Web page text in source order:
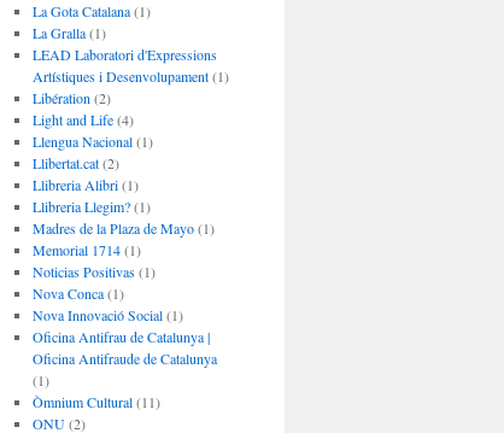
La Gota Catalana(1)
La Gralla(1)
LEAD Laboratori d'Expressions
Artístiques i Desenvolupament(1)
Libération (2)
Light and Life(4)
Llengua Nacional(1)
Llibertat.cat(2)
Llibreria Alibri(1)
Llibreria Llegim?(1)
Madres de la Plaza de Mayo(1)
Memorial 1714(1)
Noticias Positivas(1)
Nova Conca(1)
Nova Innovació Social(1)
Oficina Antifrau de Catalunya |
Oficina Antifraude de Catalunya
(1)
Òmnium Cultural(11)
ONU(2)